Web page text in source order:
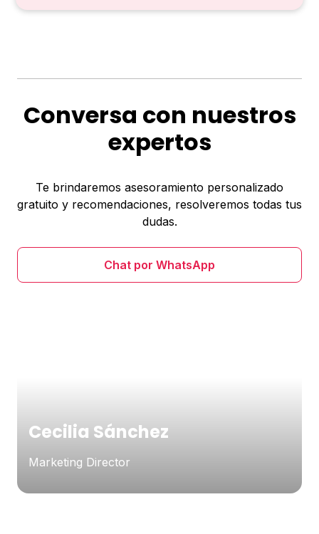
Conversa con nuestros
expertos
Te brindaremos asesoramiento personalizado
gratuito y recomendaciones, resolveremos todas tus
dudas.
Chat por WhatsApp
Cecilia Sánchez
Marketing Director